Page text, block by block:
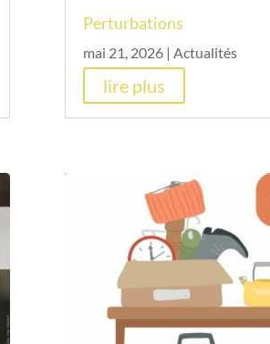
Perturbations
mai 21, 2026| Actualités
lire plus